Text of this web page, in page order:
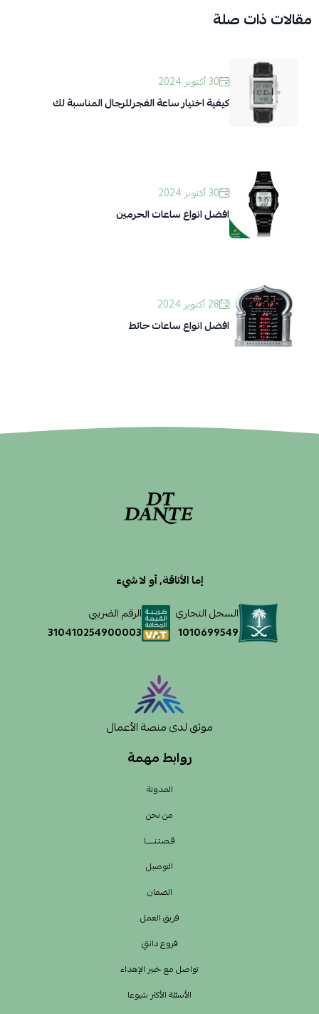
مقالات ذات صلة
30 أكتوبر 2024
كيفية اختيار ساعة الفجرللرجال المناسبة لك
30 أكتوبر 2024
افضل انواع ساعات الحرمين
28 أكتوبر 2024
افضل انواع ساعات حائط
روابط مهمة
المدونة
من نحن
قـصـتـنــــــا
التوصيل
الضمان
فريق العمل
فروع دانتي
تواصل مع خبير الإهداء
الأسئلة الأكثر شيوعا
إما الأناقة, أو لا شيء
السجل التجاري
1010699549
الرقم الضريبي
310410254900003
موثق لدى منصة الأعمال